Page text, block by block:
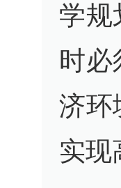
学规
时必
济环
实现